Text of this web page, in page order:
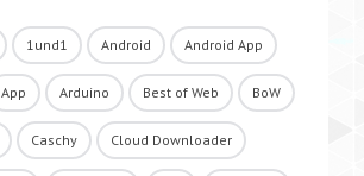
1und1 Android Android App
App Arduino Best of Web BoW
Caschy Cloud Downloader